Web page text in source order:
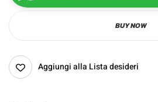
BUY NOW
Aggiungi alla Lista desideri